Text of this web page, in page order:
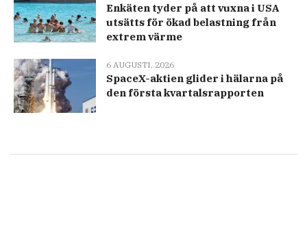
Enkäten tyder på att vuxna i USA
utsätts för ökad belastning från
extrem värme
6 AUGUSTI, 2026
SpaceX-aktien glider i hälarna på
den första kvartalsrapporten